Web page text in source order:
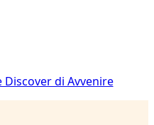
Discover di Avvenire